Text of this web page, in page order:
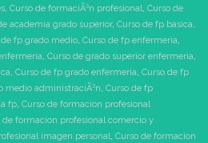
, Curso de formaciÃ³n profesional, Curso de
academia grado superior, Curso de fp basica,
de fp grado medio, Curso de fp enfermeria,
, Curso de grado superior enfermeria,
, Curso de fp grado enfermeria, Curso de fp
medio administraciÃ³n, Curso de fp
fp, Curso de formacion profesional
de formacion profesional comercio y
imagen personal, Curso de formacion